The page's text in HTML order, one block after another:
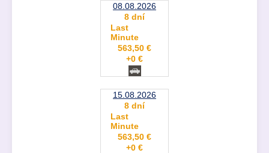
08.08.2026
8 dní
Last
Minute
563,50 €
+0 €
15.08.2026
8 dní
Last
Minute
563,50 €
+0 €